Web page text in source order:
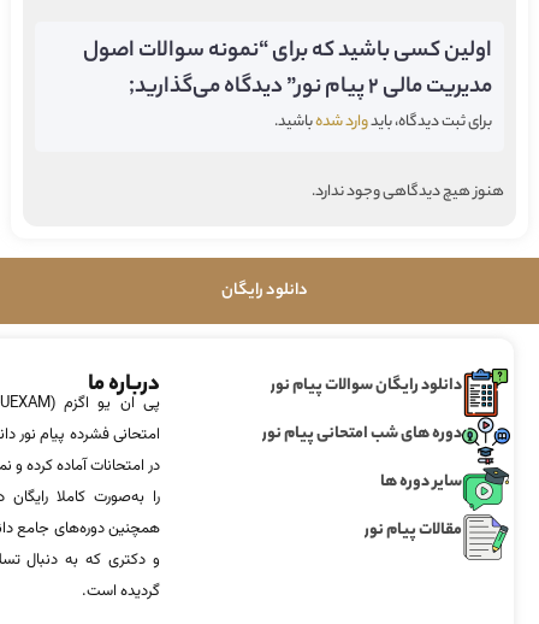
اولین کسی باشید که برای “نمونه سوالات اصول
مدیریت مالی 2 پیام نور” دیدگاه می‌گذارید;
برای ثبت دیدگاه، بایدوارد شدهباشید.
هنوز هیچ دیدگاهی وجود ندارد.
دانلود رایگان
دانلود رایگان سوالات پیام نور
دوره های شب امتحانی پیام نور
سایر دوره ها
مقالات پیام نور
درباره ما
امتحانی فشرده پیام نور
در امتحانات آماده‌ کرده
را به‌صورت کاملا
همچنین دوره‌های جامع
و دکتری که به دنبال
گردیده است.